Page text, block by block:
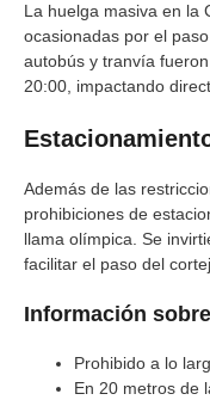
La huelga masiva en la
ocasionadas por el
autobús y tranvía
20:00, impactando
Además de las
prohibiciones de
llama olímpica. Se
facilitar el paso del
Información
Prohibido a lo
En 20 metros de